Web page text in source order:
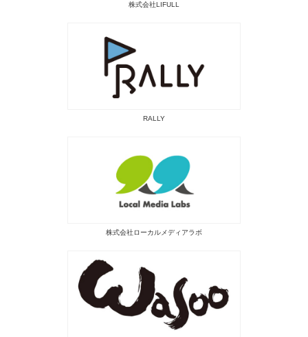
株式会社LIFULL
RALLY
株式会社ローカルメディアラボ